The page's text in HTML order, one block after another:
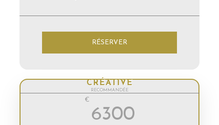
RÉSERVER
CRÉATIVE
RECOMMANDÉE
€
6300